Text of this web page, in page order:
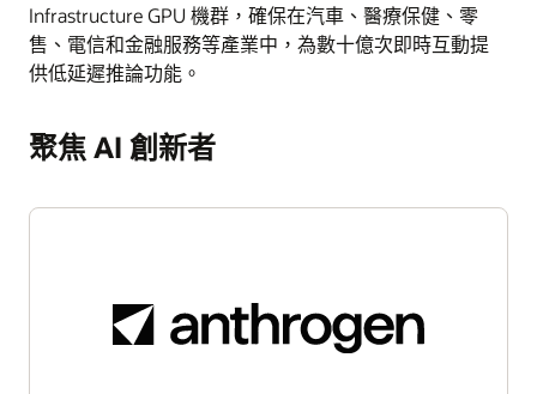
Infrastructure GPU 機群，確保在汽車、醫療保健、零
售、電信和金融服務等產業中，為數十億次即時互動提
供低延遲推論功能。
聚焦 AI 創新者